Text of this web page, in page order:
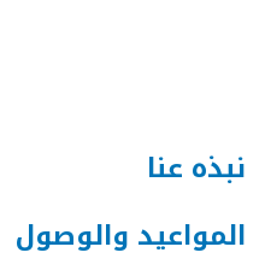
نبذه عنا
المواعيد والوصول